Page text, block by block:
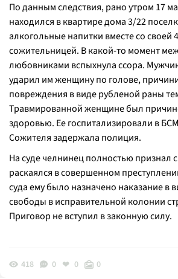
По данным следствия, рано утром 17
находился в квартире дома 3/22
алкогольные напитки вместе со своей
сожительницей. В какой-то момент
любовниками вспыхнула ссора.
ударил им женщину по голове,
повреждения в виде рубленой раны
Травмированной женщине был
здоровью. Ее госпитализировали в
Сожителя задержала полиция.
На суде челнинец полностью признал
раскаялся в совершенном
суда ему было назначено наказание в
свободы в исправительной колонии
Приговор не вступил в законную силу.
418 0 0 0